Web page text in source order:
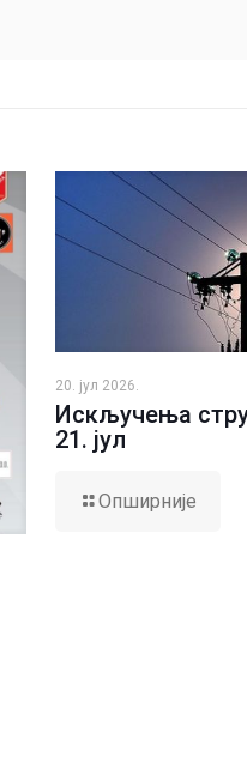
20. јул 2026.
Искључења
21. јул
Опширније